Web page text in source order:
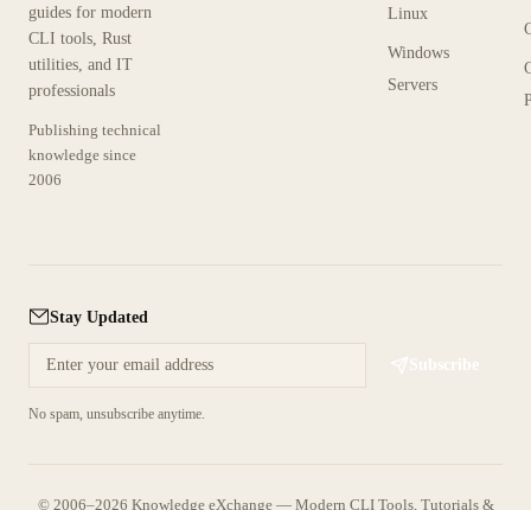
guides for modern
CLI tools, Rust
utilities, and IT
professionals
Publishing technical
knowledge since
2006
Linux
Windows
Servers
Stay Updated
Subscribe
No spam, unsubscribe anytime.
© 2006–2026 Knowledge eXchange — Modern CLI Tools, Tutorials &